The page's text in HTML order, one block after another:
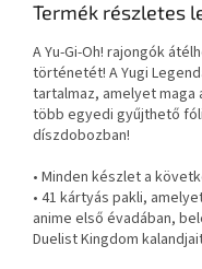
Termék részletes
A Yu-Gi-Oh! rajongók
történetét! A Yugi
tartalmaz, amelyet maga
több egyedi gyűjthető
díszdobozban!
• Minden készlet a
• 41 kártyás pakli,
anime első évadában,
Duelist Kingdom